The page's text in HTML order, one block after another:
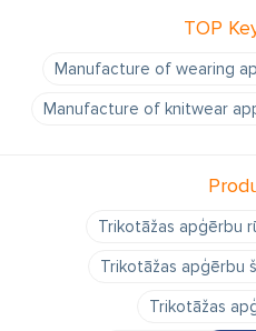
TOP
Manufacture of wearing
Manufacture of knitwear
Trikotāžas apģērbu
Trikotāžas apģērbu
Trikotāžas